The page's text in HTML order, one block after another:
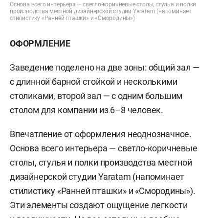
Основа всего интерьера — светло-коричневые столы, стулья и полки
производства местной дизайнерской студии Yaratam (напоминает
стилистику «Ранней пташки» и «Смородины»)
ОФОРМЛЕНИЕ
Заведение поделено на две зоны: общий зал —
с длинной барной стойкой и несколькими
столиками, второй зал — с одним большим
столом для компании из 6–8 человек.
Впечатление от оформления неоднозначное.
Основа всего интерьера — светло-коричневые
столы, стулья и полки производства местной
дизайнерской студии Yaratam (напоминает
стилистику «Ранней пташки» и «Смородины»).
Эти элементы создают ощущение легкости